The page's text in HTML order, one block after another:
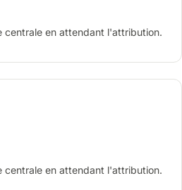
centrale en attendant l'attribution.
centrale en attendant l'attribution.